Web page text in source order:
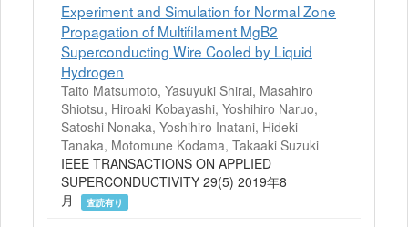
Experiment and Simulation for Normal Zone
Propagation of Multifilament MgB2
Superconducting Wire Cooled by Liquid
Hydrogen
Taito Matsumoto, Yasuyuki Shirai, Masahiro
Shiotsu, Hiroaki Kobayashi, Yoshihiro Naruo,
Satoshi Nonaka, Yoshihiro Inatani, Hideki
Tanaka, Motomune Kodama, Takaaki Suzuki
IEEE TRANSACTIONS ON APPLIED
SUPERCONDUCTIVITY 29(5) 2019年8
月
査読有り